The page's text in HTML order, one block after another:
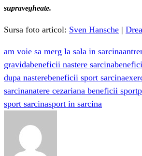
supravegheate.
Sursa foto articol: Sven Hansche |
am voie sa merg la sala in sarcina
gravidabeneficii nastere sarcina
dupa nasterebeneficii sport sarcina
sarcinanatere cezariana beneficii sport
sport sarcinasport in sarcina